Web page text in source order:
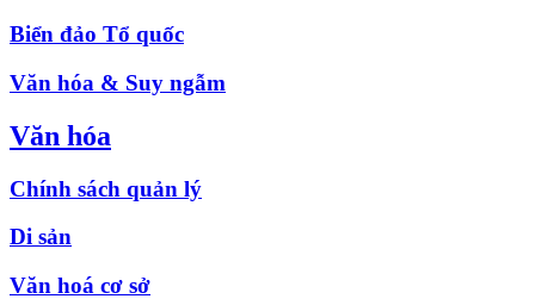
Biển đảo Tổ quốc
Văn hóa & Suy ngẫm
Văn hóa
Chính sách quản lý
Di sản
Văn hoá cơ sở